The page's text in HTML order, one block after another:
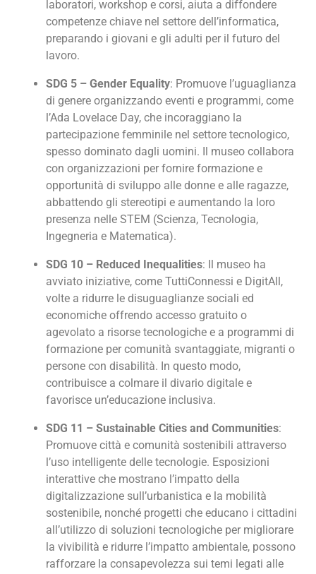
laboratori, workshop e corsi, aiuta a diffondere
competenze chiave nel settore dell’informatica,
preparando i giovani e gli adulti per il futuro del
lavoro.
SDG 5 – Gender Equality: Promuove l’uguaglianza
di genere organizzando eventi e programmi, come
l’Ada Lovelace Day, che incoraggiano la
partecipazione femminile nel settore tecnologico,
spesso dominato dagli uomini. Il museo collabora
con organizzazioni per fornire formazione e
opportunità di sviluppo alle donne e alle ragazze,
abbattendo gli stereotipi e aumentando la loro
presenza nelle STEM (Scienza, Tecnologia,
Ingegneria e Matematica).
SDG 10 – Reduced Inequalities: Il museo ha
avviato iniziative, come TuttiConnessi e DigitAll,
volte a ridurre le disuguaglianze sociali ed
economiche offrendo accesso gratuito o
agevolato a risorse tecnologiche e a programmi di
formazione per comunità svantaggiate, migranti o
persone con disabilità. In questo modo,
contribuisce a colmare il divario digitale e
favorisce un’educazione inclusiva.
SDG 11 – Sustainable Cities and Communities:
Promuove città e comunità sostenibili attraverso
l’uso intelligente delle tecnologie. Esposizioni
interattive che mostrano l’impatto della
digitalizzazione sull’urbanistica e la mobilità
sostenibile, nonché progetti che educano i cittadini
all’utilizzo di soluzioni tecnologiche per migliorare
la vivibilità e ridurre l’impatto ambientale, possono
rafforzare la consapevolezza sui temi legati alle